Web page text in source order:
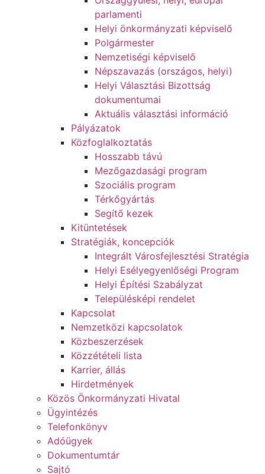
parlamenti
Helyi önkormányzati képviselő
Polgármester
Nemzetiségi képviselő
Népszavazás (országos, helyi)
Helyi Választási Bizottság
dokumentumai
Aktuális választási információ
Pályázatok
Közfoglalkoztatás
Hosszabb távú
Mezőgazdasági program
Szociális program
Térkőgyártás
Segítő kezek
Kitüntetések
Stratégiák, koncepciók
Integrált Városfejlesztési Stratégia
Helyi Esélyegyenlőségi Program
Helyi Építési Szabályzat
Településképi rendelet
Kapcsolat
Nemzetközi kapcsolatok
Közbeszerzések
Közzétételi lista
Karrier, állás
Hirdetmények
Közös Önkormányzati Hivatal
Ügyintézés
Telefonkönyv
Adóügyek
Dokumentumtár
Sajtó